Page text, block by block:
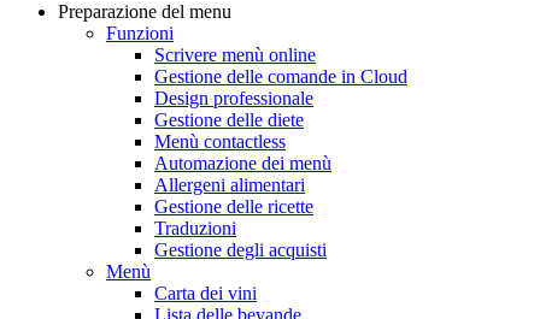
navigation
Preparazione del menu
Funzioni
Scrivere menù online
Gestione delle comande in Cloud
Design professionale
Gestione delle diete
Menù contactless
Automazione dei menù
Allergeni alimentari
Gestione delle ricette
Traduzioni
Gestione degli acquisti
Menù
Carta dei vini